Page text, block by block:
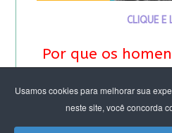
Usamos cookies para melhorar sua
neste site, você concorda
CLIQUE E
Por que os
&